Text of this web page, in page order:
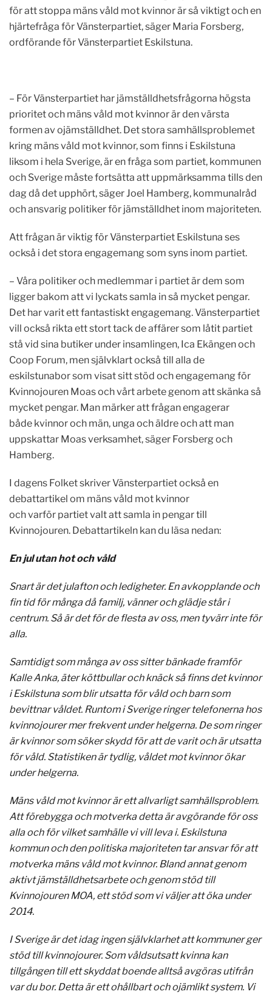
för att stoppa mäns våld mot kvinnor är så viktigt och en
hjärtefråga för Vänsterpartiet, säger Maria Forsberg,
ordförande för Vänsterpartiet Eskilstuna.
– För Vänsterpartiet har jämställdhetsfrågorna högsta
prioritet och mäns våld mot kvinnor är den värsta
formen av ojämställdhet. Det stora samhällsproblemet
kring mäns våld mot kvinnor, som finns i Eskilstuna
liksom i hela Sverige, är en fråga som partiet, kommunen
och Sverige måste fortsätta att uppmärksamma tills den
dag då det upphört, säger Joel Hamberg, kommunalråd
och ansvarig politiker för jämställdhet inom majoriteten.
Att frågan är viktig för Vänsterpartiet Eskilstuna ses
också i det stora engagemang som syns inom partiet.
– Våra politiker och medlemmar i partiet är dem som
ligger bakom att vi lyckats samla in så mycket pengar.
Det har varit ett fantastiskt engagemang. Vänsterpartiet
vill också rikta ett stort tack de affärer som låtit partiet
stå vid sina butiker under insamlingen, Ica Ekängen och
Coop Forum, men självklart också till alla de
eskilstunabor som visat sitt stöd och engagemang för
Kvinnojouren Moas och vårt arbete genom att skänka så
mycket pengar. Man märker att frågan engagerar
både kvinnor och män, unga och äldre och att man
uppskattar Moas verksamhet, säger Forsberg och
Hamberg.
I dagens Folket skriver Vänsterpartiet också en
debattartikel om mäns våld mot kvinnor
och varför partiet valt att samla in pengar till
Kvinnojouren. Debattartikeln kan du läsa nedan:
En jul utan hot och våld
Snart är det julafton och ledigheter. En avkopplande och
fin tid för många då familj, vänner och glädje står i
centrum. Så är det för de flesta av oss, men tyvärr inte för
alla.
Samtidigt som många av oss sitter bänkade framför
Kalle Anka, äter köttbullar och knäck så finns det kvinnor
i Eskilstuna som blir utsatta för våld och barn som
bevittnar våldet. Runtom i Sverige ringer telefonerna hos
kvinnojourer mer frekvent under helgerna. De som ringer
är kvinnor som söker skydd för att de varit och är utsatta
för våld. Statistiken är tydlig, våldet mot kvinnor ökar
under helgerna.
Mäns våld mot kvinnor är ett allvarligt samhällsproblem.
Att förebygga och motverka detta är avgörande för oss
alla och för vilket samhälle vi vill leva i. Eskilstuna
kommun och den politiska majoriteten tar ansvar för att
motverka mäns våld mot kvinnor. Bland annat genom
aktivt jämställdhetsarbete och genom stöd till
Kvinnojouren MOA, ett stöd som vi väljer att öka under
2014.
I Sverige är det idag ingen självklarhet att kommuner ger
stöd till kvinnojourer. Som våldsutsatt kvinna kan
tillgången till ett skyddat boende alltså avgöras utifrån
var du bor. Detta är ett ohållbart och ojämlikt system. Vi